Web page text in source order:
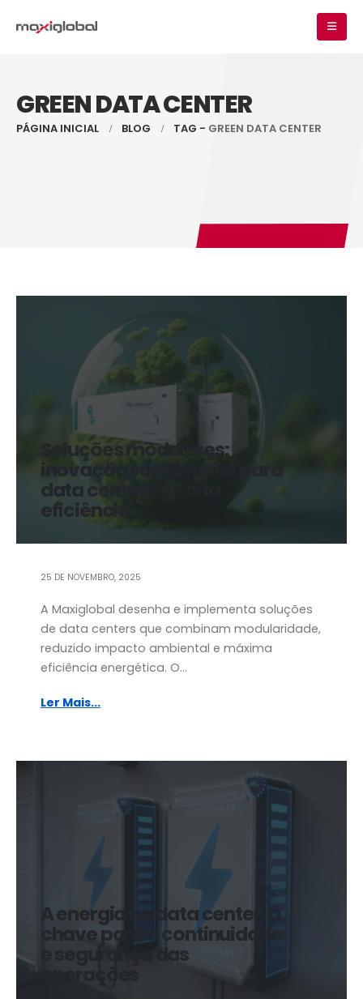
GREEN DATA CENTER
PÁGINA INICIAL BLOG TAG - GREEN DATA CENTER
Soluções modulares:
inovação sustentável para
data centers de alta
eficiência
25 DE NOVEMBRO, 2025
A Maxiglobal desenha e implementa soluções
de data centers que combinam modularidade,
reduzido impacto ambiental e máxima
eficiência energética. O...
Ler Mais...
A energia no data center: a
chave para a continuidade
e segurança das